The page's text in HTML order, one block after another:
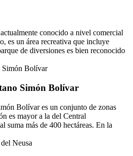
conocido a nivel comercial
es un área recreativa que incluye
de diversiones es bien reconocido
Simón Bolívar
Bolívar es un conjunto de zonas
es mayor a la del Central
suma más de 400 hectáreas. En la